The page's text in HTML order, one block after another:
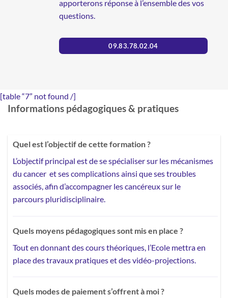
apporterons réponse à l’ensemble des vos
questions.
09.83.78.02.04
[table “7” not found /]
Informations pédagogiques & pratiques
Quel est l’objectif de cette formation ?
L’objectif principal est de se spécialiser sur les mécanismes
du cancer et ses complications ainsi que ses troubles
associés, afin d’accompagner les cancéreux sur le
parcours pluridisciplinaire.
Quels moyens pédagogiques sont mis en place ?
Tout en donnant des cours théoriques, l’Ecole mettra en
place destravaux pratiques et des vidéo-projections.
Quels modes de paiement s’offrent à moi ?